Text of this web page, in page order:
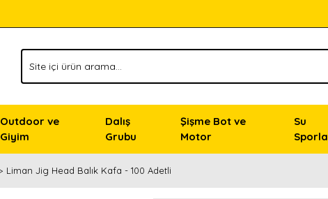
Outdoor ve
Giyim
Dalış
Grubu
Şişme Bot ve
Motor
Su
Liman Jig Head Balık Kafa - 100 Adetli